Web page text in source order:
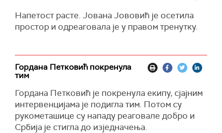
Напетост расте. Јована Јововић је осетила
простор и одреаговала је у правом тренутку.
Гордана Петковић покренула
тим
Гордана Петковић је покренула екипу, сјајним
интервенцијама је подигла тим. Потом су
рукометашице су нападу реаговале добро и
Србија је стигла до изједначења.